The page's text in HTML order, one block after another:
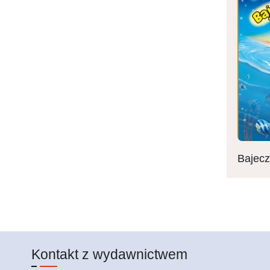
Kontakt z wydawnictwem